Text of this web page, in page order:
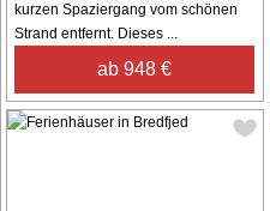
kurzen Spaziergang vom schönen
Strand entfernt. Dieses ...
ab 948 €